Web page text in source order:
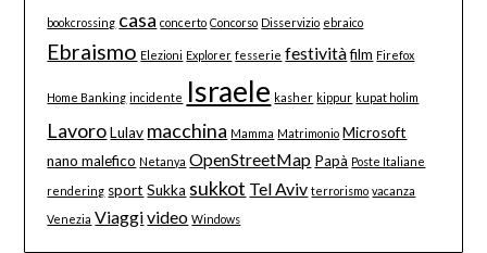
bookcrossing casa concerto Concorso Disservizio ebraico
Ebraismo Elezioni Explorer fesserie festività film Firefox
Home Banking incidente Israele kasher kippur kupat holim
Lavoro Lulav macchina Mamma Matrimonio Microsoft
nano malefico Netanya OpenStreetMap Papà Poste Italiane
rendering sport Sukka sukkot Tel Aviv terrorismo vacanza
Venezia Viaggivideo Windows